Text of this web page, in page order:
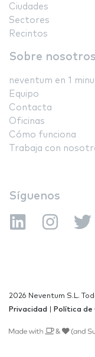
Ciudades
Sectores
Recintos
Sobre nosotros
neventum en 1
Equipo
Contacta
Oficinas
Cómo funciona
Trabaja con
Síguenos
2026 Neventum S.L.
Privacidad
Política de